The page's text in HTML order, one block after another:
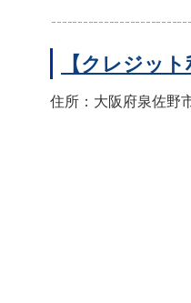
【クレジッ
住所：大阪府泉佐野